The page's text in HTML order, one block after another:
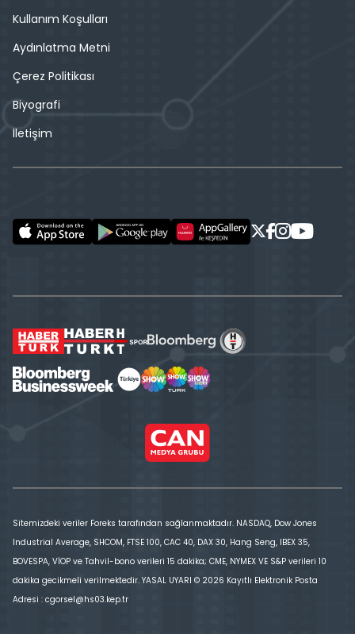
Kullanım Koşulları
Aydınlatma Metni
Çerez Politikası
Biyografi
İletişim
Sitemizdeki veriler Foreks tarafından sağlanmaktadır. NASDAQ, Dow Jones
Industrial Average, SHCOM, FTSE 100, CAC 40, DAX 30, Hang Seng, IBEX 35,
BOVESPA, VİOP ve Tahvil-bono verileri 15 dakika; CME, NYMEX VE S&P verileri 10
dakika gecikmeli verilmektedir. YASAL UYARI © 2026 Kayıtlı Elektronik Posta
Adresi : cgorsel@hs03.kep.tr